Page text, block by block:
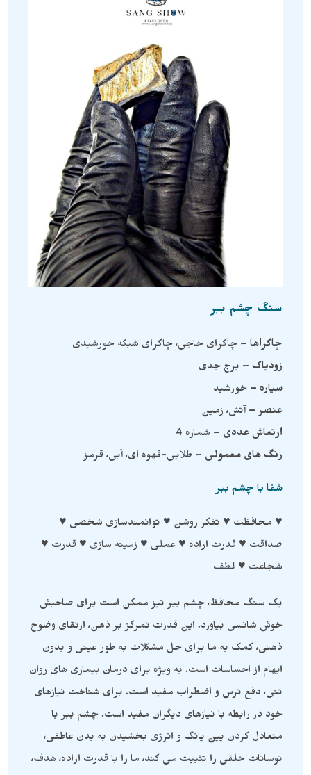
سنگ چشم ببر
چاکراها – چاکرای خاجی، چاکرای شبکه خورشیدی
زودیاک – برج جدی
سیاره – خورشید
عنصر – آتش، زمین
ارتعاش عددی – شماره 4
رنگ های معمولی – طلایی-قهوه ای، آبی، قرمز
شفا با چشم ببر
♥ محافظت ♥ تفکر روشن ♥ توانمندسازی شخصی ♥
صداقت ♥ قدرت اراده ♥ عملی ♥ زمینه سازی ♥ قدرت ♥
شجاعت ♥ لطف
یک سنگ محافظ، چشم ببر نیز ممکن است برای صاحبش
خوش شانسی بیاورد. این قدرت تمرکز بر ذهن، ارتقای وضوح
ذهنی، کمک به ما برای حل مشکلات به طور عینی و بدون
ابهام از احساسات است. به ویژه برای درمان بیماری های روان
تنی، دفع ترس و اضطراب مفید است. برای شناخت نیازهای
خود در رابطه با نیازهای دیگران مفید است. چشم ببر با
متعادل کردن یین یانگ و انرژی بخشیدن به بدن عاطفی،
نوسانات خلقی را تثبیت می کند، ما را با قدرت اراده، هدف،